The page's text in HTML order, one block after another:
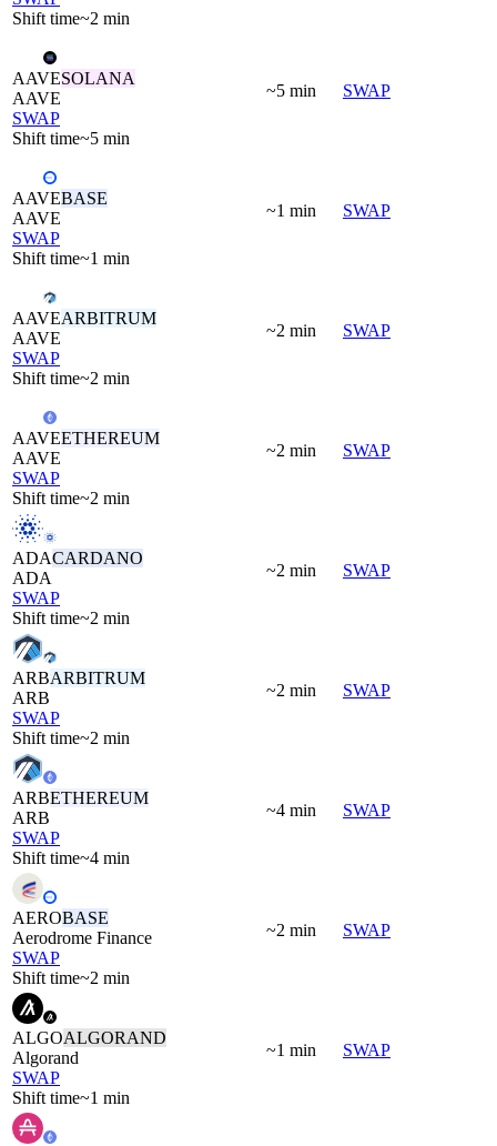
Shift time~2 min
AAVESOLANA
AAVE
SWAP
Shift time~5 min
~5 min SWAP
AAVEBASE
AAVE
SWAP
Shift time~1 min
~1 min SWAP
AAVEARBITRUM
AAVE
SWAP
Shift time~2 min
~2 min SWAP
AAVEETHEREUM
AAVE
SWAP
Shift time~2 min
~2 min SWAP
ADACARDANO
ADA
SWAP
Shift time~2 min
~2 min SWAP
ARBARBITRUM
ARB
SWAP
Shift time~2 min
~2 min SWAP
ARBETHEREUM
ARB
SWAP
Shift time~4 min
~4 min SWAP
AEROBASE
Aerodrome Finance
SWAP
Shift time~2 min
~2 min SWAP
ALGOALGORAND
Algorand
SWAP
Shift time~1 min
~1 min SWAP